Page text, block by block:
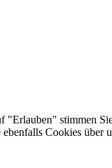
stimmen
Cookies über